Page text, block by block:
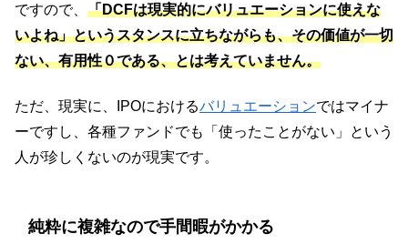
ですので、 「DCFは現実的にバリュエーションに使えな
いよね」というスタンスに立ちながらも、その価値が一切
ない、有用性０である、とは考えていません。
ただ、現実に、IPOにおけるバリュエーションではマイナ
ーですし、各種ファンドでも「使ったことがない」という
人が珍しくないのが現実です。
純粋に複雑なので手間暇がかかる